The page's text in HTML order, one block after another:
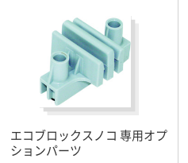
エコブロックスノコ 専用オプ
ションパーツ